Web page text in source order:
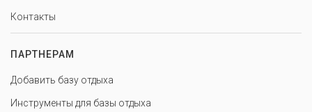
Контакты
ПАРТНЕРАМ
Добавить базу отдыха
Инструменты для базы отдыха